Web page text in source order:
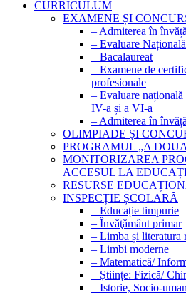
CURRICULUM
EXAMENE ȘI
– Admiterea în
– Evaluare
– Bacalaureat
– Examene de
profesionale
– Evaluare
IV-a și a VI-a
– Admiterea în
OLIMPIADE ȘI
PROGRAMUL „A
MONITORIZAREA
ACCESUL LA
RESURSE
INSPECȚIE ȘCOLARĂ
– Educație timpurie
– Învăţământ primar
– Limba și literatura
– Limbi moderne
– Matematică/
– Științe: Fizică/
– Istorie, Socio-